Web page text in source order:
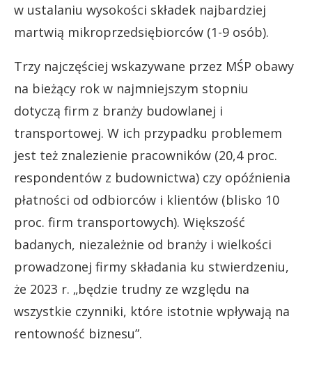
w ustalaniu wysokości składek najbardziej
martwią mikroprzedsiębiorców (1-9 osób).
Trzy najczęściej wskazywane przez MŚP obawy
na bieżący rok w najmniejszym stopniu
dotyczą firm z branży budowlanej i
transportowej. W ich przypadku problemem
jest też znalezienie pracowników (20,4 proc.
respondentów z budownictwa) czy opóźnienia
płatności od odbiorców i klientów (blisko 10
proc. firm transportowych). Większość
badanych, niezależnie od branży i wielkości
prowadzonej firmy składania ku stwierdzeniu,
że 2023 r. „będzie trudny ze względu na
wszystkie czynniki, które istotnie wpływają na
rentowność biznesu”.